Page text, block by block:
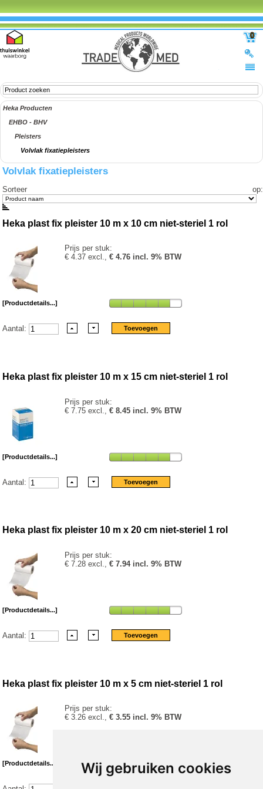
Wij gebruiken cookies
0
Heka Producten
EHBO - BHV
Pleisters
Volvlak fixatiepleisters
Volvlak fixatiepleisters
Sorteer op:
Heka plast fix pleister 10 m x 10 cm niet-steriel 1 rol
Prijs per stuk:
€ 4.37 excl.,€ 4.76 incl. 9% BTW
[Productdetails...]
Aantal:
Heka plast fix pleister 10 m x 15 cm niet-steriel 1 rol
Prijs per stuk:
€ 7.75 excl.,€ 8.45 incl. 9% BTW
[Productdetails...]
Aantal:
Heka plast fix pleister 10 m x 20 cm niet-steriel 1 rol
Prijs per stuk:
€ 7.28 excl.,€ 7.94 incl. 9% BTW
[Productdetails...]
Aantal:
Heka plast fix pleister 10 m x 5 cm niet-steriel 1 rol
Prijs per stuk:
€ 3.26 excl.,€ 3.55 incl. 9% BTW
[Productdetails...]